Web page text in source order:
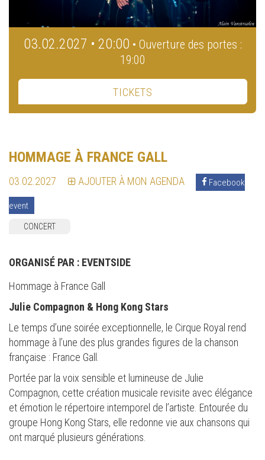
03.02.2027 • 20:00 • Ouverture des portes :
19:00
TICKETS
HOMMAGE À FRANCE GALL
03.02.2027 AJOUTER À MON AGENDA Facebook
event
CONCERT
ORGANISÉ PAR : EVENTSIDE
Hommage à France Gall
Julie Compagnon & Hong Kong Stars
Le temps d’une soirée exceptionnelle, le Cirque Royal rend
hommage à l’une des plus grandes figures de la chanson
française : France Gall.
Portée par la voix sensible et lumineuse de Julie
Compagnon, cette création musicale revisite avec élégance
et émotion le répertoire intemporel de l’artiste. Entourée du
groupe Hong Kong Stars, elle redonne vie aux chansons qui
ont marqué plusieurs générations.